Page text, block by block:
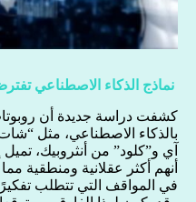
نماذج الذكاء الاصطناعي
كشفت دراسة جديدة أن
بالذكاء الاصطناعي، مثل
آي و”كلود” من أنثروبيك،
أنهم أكثر عقلانية ومنطقية
في المواقف التي تتطلب